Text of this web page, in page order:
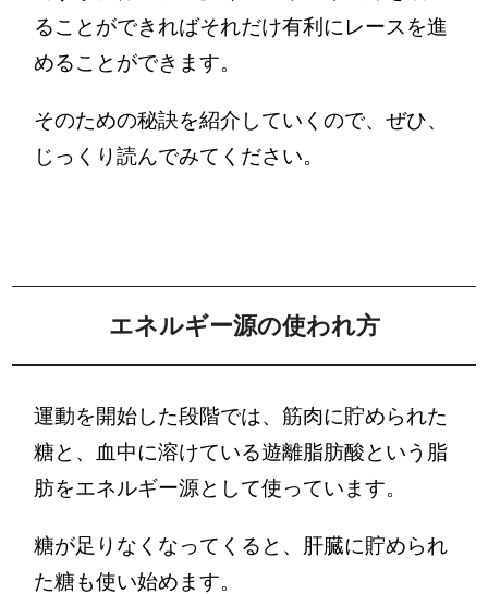
ることができればそれだけ有利にレースを進
めることができます。
そのための秘訣を紹介していくので、ぜひ、
じっくり読んでみてください。
エネルギー源の使われ方
運動を開始した段階では、筋肉に貯められた
糖と、血中に溶けている遊離脂肪酸という脂
肪をエネルギー源として使っています。
糖が足りなくなってくると、肝臓に貯められ
た糖も使い始めます。